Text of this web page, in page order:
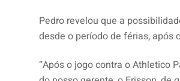
Pedro revelou que a
desde o período de férias,
“Após o jogo contra o Athletico